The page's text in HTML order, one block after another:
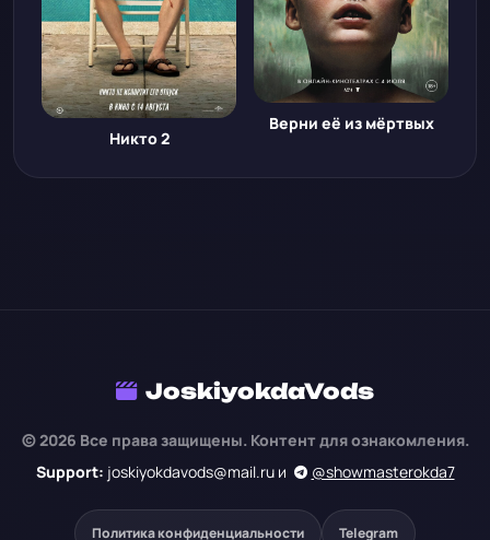
Никто 2
Верни её из мёртвых
JoskiyokdaVods
© 2026 Все права защищены. Контент для ознакомления.
Support: joskiyokdavods@mail.ru и @showmasterokda7
Политика конфиденциальности Telegram